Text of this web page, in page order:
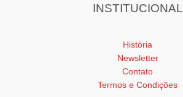
INSTITUCIONAL
História
Newsletter
Contato
Termos e Condições